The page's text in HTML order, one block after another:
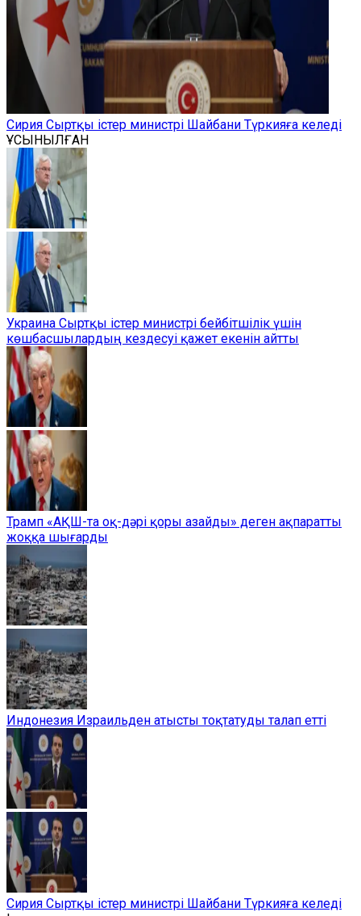
Сирия Сыртқы істер министрі Шайбани Түркияға келеді
ҰСЫНЫЛҒАН
Украина Сыртқы істер министрі бейбітшілік үшін
көшбасшылардың кездесуі қажет екенін айтты
Трамп «АҚШ-та оқ-дәрі қоры азайды» деген ақпаратты
жоққа шығарды
Индонезия Израильден атысты тоқтатуды талап етті
Сирия Сыртқы істер министрі Шайбани Түркияға келеді